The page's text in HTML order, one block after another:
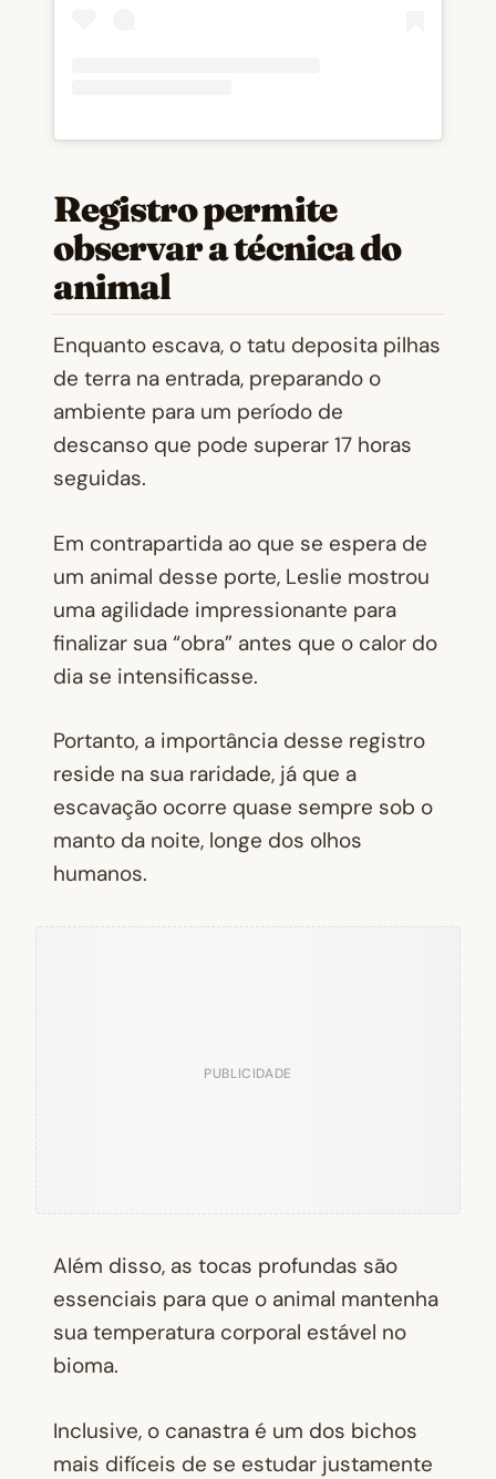
Registro permite
observar a técnica do
animal
Enquanto escava, o tatu deposita pilhas
de terra na entrada, preparando o
ambiente para um período de
descanso que pode superar 17 horas
seguidas.
Em contrapartida ao que se espera de
um animal desse porte, Leslie mostrou
uma agilidade impressionante para
finalizar sua “obra” antes que o calor do
dia se intensificasse.
Portanto, a importância desse registro
reside na sua raridade, já que a
escavação ocorre quase sempre sob o
manto da noite, longe dos olhos
humanos.
PUBLICIDADE
Além disso, as tocas profundas são
essenciais para que o animal mantenha
sua temperatura corporal estável no
bioma.
Inclusive, o canastra é um dos bichos
mais difíceis de se estudar justamente